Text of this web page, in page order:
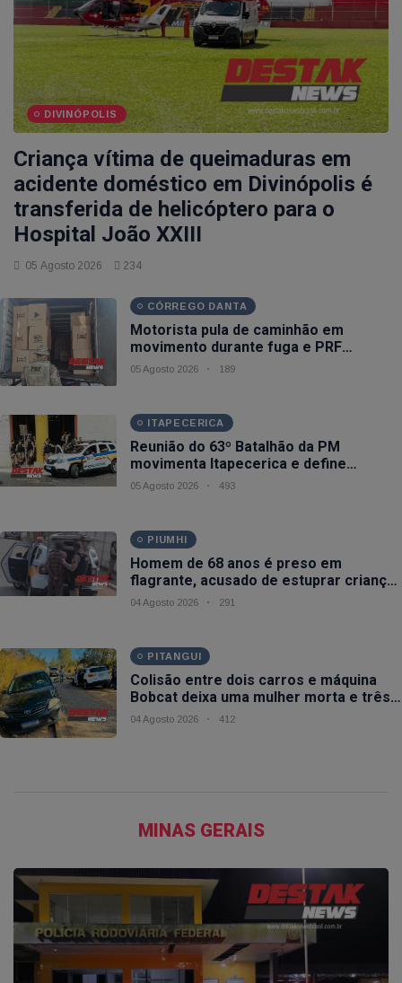
DIVINÓPOLIS
Criança vítima de queimaduras em
acidente doméstico em Divinópolis é
transferida de helicóptero para o
Hospital João XXIII
05 Agosto 2026 234
CÓRREGO DANTA
Motorista pula de caminhão em
movimento durante fuga e PRF
apreende 75 mil maços de cigarros na
05 Agosto 2026 189
ITAPECERICA
Reunião do 63º Batalhão da PM
movimenta Itapecerica e define
estratégias de segurança para a região
05 Agosto 2026 493
PIUMHI
Homem de 68 anos é preso em
flagrante, acusado de estuprar criança
de 10 anos em Piumhi (MG)
04 Agosto 2026 291
PITANGUI
Colisão entre dois carros e máquina
Bobcat deixa uma mulher morta e três
feridos na BR-352 em Pitangui (MG)
04 Agosto 2026 412
MINAS GERAIS